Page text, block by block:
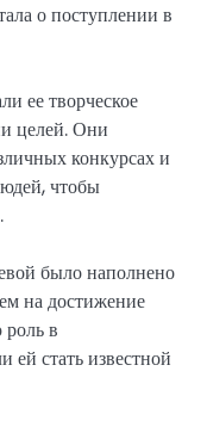
о поступлении в
ее творческое
целей. Они
конкурсах и
чтобы
было наполнено
на достижение
в
стать известной